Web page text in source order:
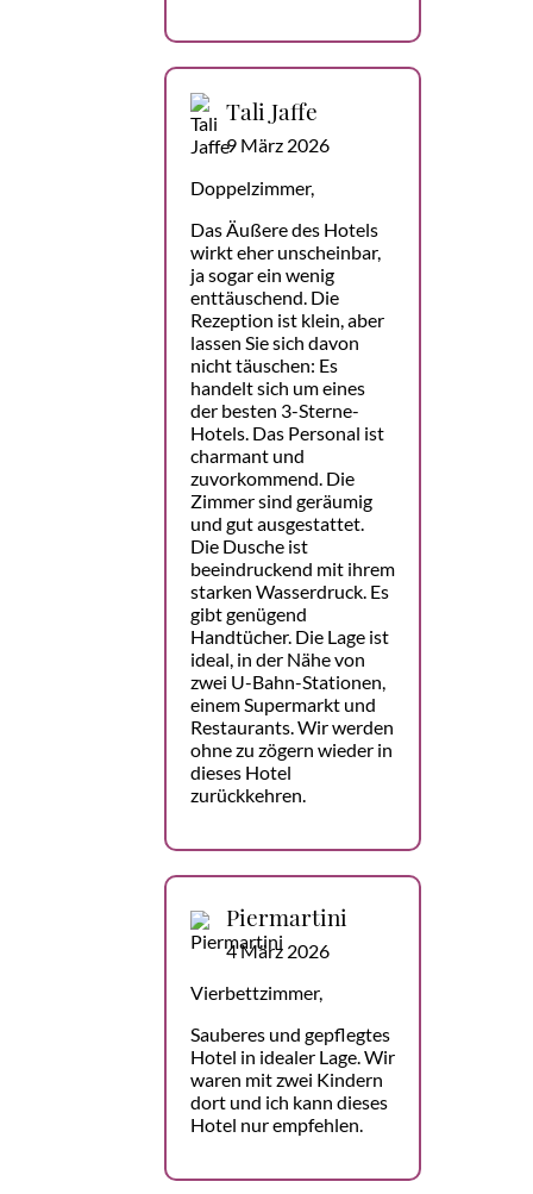
Tali Jaffe
9 März 2026
Doppelzimmer,
Das Äußere des Hotels
wirkt eher unscheinbar,
ja sogar ein wenig
enttäuschend. Die
Rezeption ist klein, aber
lassen Sie sich davon
nicht täuschen: Es
handelt sich um eines
der besten 3-Sterne-
Hotels. Das Personal ist
charmant und
zuvorkommend. Die
Zimmer sind geräumig
und gut ausgestattet.
Die Dusche ist
beeindruckend mit ihrem
starken Wasserdruck. Es
gibt genügend
Handtücher. Die Lage ist
ideal, in der Nähe von
zwei U-Bahn-Stationen,
einem Supermarkt und
Restaurants. Wir werden
ohne zu zögern wieder in
dieses Hotel
zurückkehren.
Piermartini
4 März 2026
Vierbettzimmer,
Sauberes und gepflegtes
Hotel in idealer Lage. Wir
waren mit zwei Kindern
dort und ich kann dieses
Hotel nur empfehlen.